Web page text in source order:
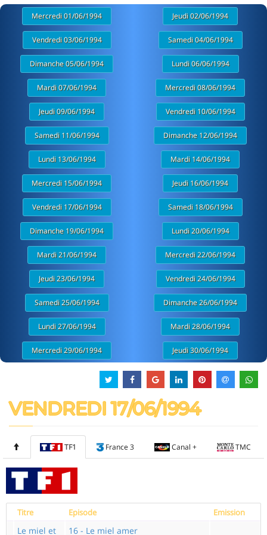
Mercredi 01/06/1994 Jeudi 02/06/1994
Vendredi 03/06/1994 Samedi 04/06/1994
Dimanche 05/06/1994 Lundi 06/06/1994
Mardi 07/06/1994 Mercredi 08/06/1994
Jeudi 09/06/1994 Vendredi 10/06/1994
Samedi 11/06/1994 Dimanche 12/06/1994
Lundi 13/06/1994 Mardi 14/06/1994
Mercredi 15/06/1994 Jeudi 16/06/1994
Vendredi 17/06/1994 Samedi 18/06/1994
Dimanche 19/06/1994 Lundi 20/06/1994
Mardi 21/06/1994 Mercredi 22/06/1994
Jeudi 23/06/1994 Vendredi 24/06/1994
Samedi 25/06/1994 Dimanche 26/06/1994
Lundi 27/06/1994 Mardi 28/06/1994
Mercredi 29/06/1994 Jeudi 30/06/1994
VENDREDI 17/06/1994
TF1 France 3 Canal + TMC
Titre Episode Emission
Le miel et 16 - Le miel amer